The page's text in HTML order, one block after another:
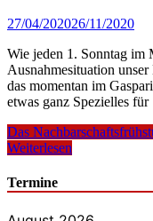
27/04/202026/11/2020
Wie jeden 1. Sonntag im
Ausnahmesituation
das momentan im
etwas ganz Spezielles
Das
Weiterlesen
Termine